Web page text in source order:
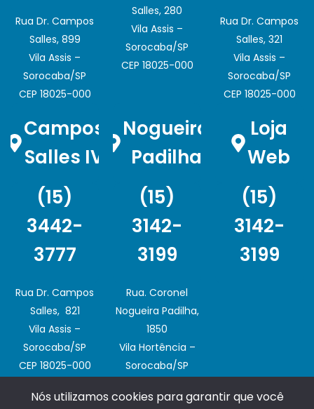
Rua Dr. Campos
Salles, 899
Vila Assis –
Sorocaba/SP
CEP 18025-000
Salles, 280
Vila Assis –
Sorocaba/SP
CEP 18025-000
Rua Dr. Campos
Salles, 321
Vila Assis –
Sorocaba/SP
CEP 18025-000
Campos
Salles IV
(15)
3442-
3777
Rua Dr. Campos
Salles, 821
Vila Assis –
Sorocaba/SP
CEP 18025-000
Nogueira
Padilha
(15)
3142-
3199
Rua. Coronel
Nogueira Padilha,
1850
Vila Hortência –
Sorocaba/SP
Loja
Web
(15)
3142-
3199
Nós utilizamos cookies para garantir que você